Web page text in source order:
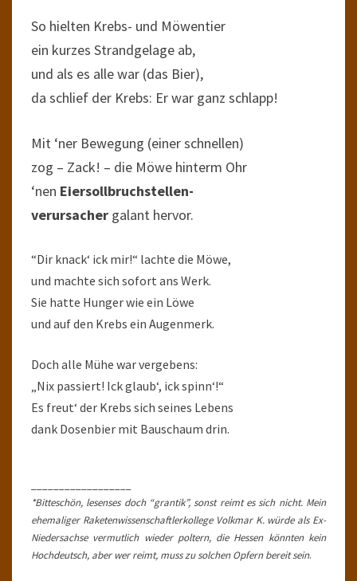
So hielten Krebs- und Möwentier
ein kurzes Strandgelage ab,
und als es alle war (das Bier),
da schlief der Krebs: Er war ganz schlapp!
Mit ‘ner Bewegung (einer schnellen)
zog – Zack! – die Möwe hinterm Ohr
‘nen Eiersollbruchstellen-
verursacher galant hervor.
“Dir knack‘ ick mir!“ lachte die Möwe,
und machte sich sofort ans Werk.
Sie hatte Hunger wie ein Löwe
und auf den Krebs ein Augenmerk.
Doch alle Mühe war vergebens:
„Nix passiert! Ick glaub‘, ick spinn‘!“
Es freut‘ der Krebs sich seines Lebens
dank Dosenbier mit Bauschaum drin.
*Bitteschön, lesenses doch “grantik”, sonst reimt es sich nicht. Mein
ehemaliger Raketenwissenschaftlerkollege Volkmar K. würde als Ex-
Niedersachse vermutlich wieder poltern, die Hessen könnten kein
Hochdeutsch, aber wer reimt, muss zu solchen Opfern bereit sein.